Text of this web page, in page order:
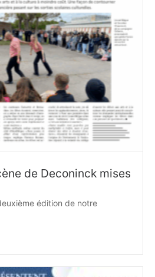
de Deconinck mises
édition de notre